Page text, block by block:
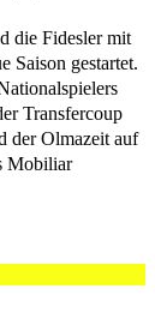
die Fidesler mit
Saison gestartet.
Transfercoup
der Olmazeit auf
Mobiliar